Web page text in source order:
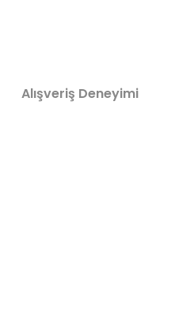
Alışveriş Deneyimi